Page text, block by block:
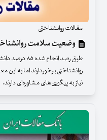
مقالات روانشناختی
وضعیت سلامت
طبق رصد
روانشناختی برخوردارند اما به
نیاز به پیگیری‌های مشاوره‌ای دارند.